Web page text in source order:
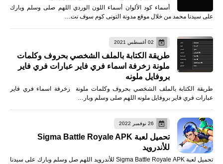
أسماء كود الألوان أسماء اللون الوردي اللهم صلى وسلم وبارك
على سيدنا محمد من خلال موقع مدونة التونى كوم سوف نت…
02 أغسطس 2021
طريقة الكتابة بالملف الشخصي بحروف وكلمات
ملونة زخرفة اسماء فري فاير عبارات فري فاير
بروفايل ملونه
طريقة الكتابة بالملف الشخصي بحروف وكلمات ملونة زخرفة اسماء فري فاير
عبارات فري فاير بروفايل ملونه اللهم صلى وسلم وبار…
26 نوفمبر 2022
تحميل لعبة Sigma Battle Royale APK
للأندرويد
تحميل لعبة Sigma Battle Royale APK للأندرويد اللهم صل وسلم وبارك على سيدنا